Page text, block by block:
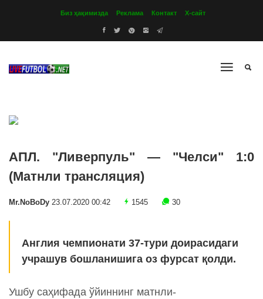
Биз ҳақимизда Реклама Контакт Х-сайт
АПЛ. "Ливерпуль" — "Челси" 1:0
(Матнли трансляция)
Mr.NoBoDy 23.07.2020 00:42 1545 30
Англия чемпионати 37-тури доирасидаги
учрашув бошланишига оз фурсат қолди.
Ушбу саҳифада ўйиннинг матнли-